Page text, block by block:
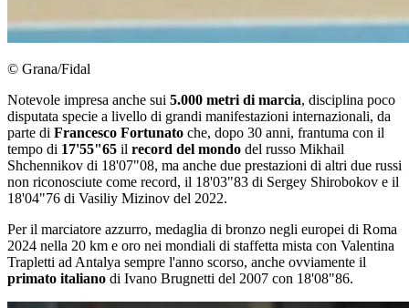
© Grana/Fidal
Notevole impresa anche sui 5.000 metri di marcia, disciplina poco
disputata specie a livello di grandi manifestazioni internazionali, da
parte di Francesco Fortunato che, dopo 30 anni, frantuma con il
tempo di 17'55"65 il record del mondo del russo Mikhail
Shchennikov di 18'07"08, ma anche due prestazioni di altri due russi
non riconosciute come record, il 18'03"83 di Sergey Shirobokov e il
18'04"76 di Vasiliy Mizinov del 2022.
Per il marciatore azzurro, medaglia di bronzo negli europei di Roma
2024 nella 20 km e oro nei mondiali di staffetta mista con Valentina
Trapletti ad Antalya sempre l'anno scorso, anche ovviamente il
primato italiano di Ivano Brugnetti del 2007 con 18'08"86.